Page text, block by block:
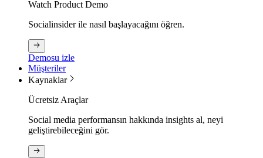
Watch Product Demo
Socialinsider ile nasıl başlayacağını öğren.
Demosu izle
Müşteriler
Kaynaklar
Ücretsiz Araçlar
Social media performansın hakkında insights al, neyi
geliştirebileceğini gör.